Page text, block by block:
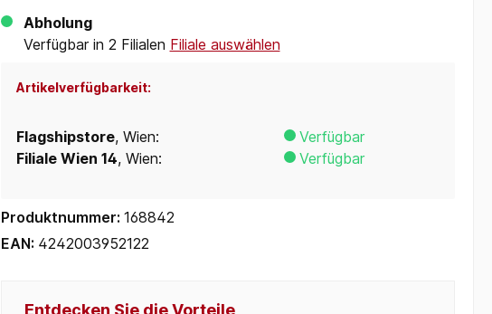
Abholung
Verfügbar in 2 Filialen Filiale auswählen
Artikelverfügbarkeit:
Flagshipstore, Wien:
Verfügbar
Filiale Wien 14, Wien: Verfügbar
Produktnummer: 168842
EAN: 4242003952122
Entdecken Sie die Vorteile